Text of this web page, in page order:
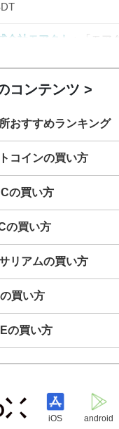
会社モアクト
「モア
」を追加
テーブルコイン「
ミナーを開催
コンテンツ
おすすめランキング
コインの買い方
の買い方
の買い方
リアムの買い方
買い方
の買い方
iOS android